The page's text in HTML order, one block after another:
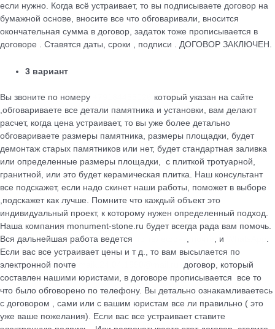
если нужно. Когда всё устраивает, то вы подписываете договор на
бумажной основе, вносите все что обговаривали, вносится
окончательная сумма в договор, задаток тоже прописывается в
договоре . Ставятся даты, сроки , подписи . ДОГОВОР ЗАКЛЮЧЕН.
3 вариант
Вы звоните по номеру
который указан на сайте
,обговариваете все детали памятника и установки, вам делают
расчет, когда цена устраивает, то вы уже более детально
обговариваете размеры памятника, размеры площадки, будет
демонтаж старых памятников или нет, будет стандартная заливка
или определенные размеры площадки, с плиткой тротуарной,
гранитной, или это будет керамическая плитка. Наш консультант
все подскажет, если надо скинет наши работы, поможет в выборе
,подскажет как лучше. Помните что каждый объект это
индивидуальный проект, к которому нужен определенный подход.
Наша компания monument-stone.ru будет всегда рада вам помочь.
Вся дальнейшая работа ведется
, и
Если вас все устраивает цены и т д., то вам высылается по
электронной почте
договор, который
cоставлен нашими юристами, в договоре прописывается все то
что было обговорено по телефону. Вы детально ознакамливаетесь
с договором , сами или с вашим юристам все ли правильно ( это
уже ваше пожелания). Если вас все устраивает ставите